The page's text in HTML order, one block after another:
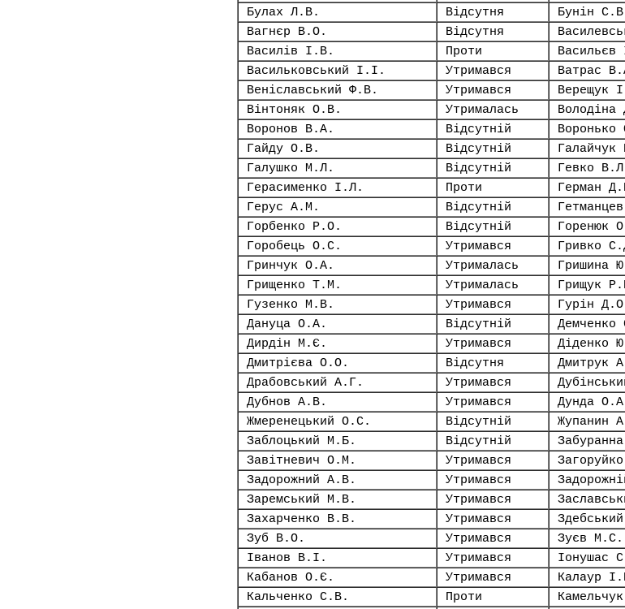
Булах Л.В.
Відсутня Бунін
Вагнєр В.О.
Відсутня
Василів І.В.
Проти Васильєв
Васильковський І.І.
Утримався Ватрас
Веніславський Ф.В.
Утримався Верещук
Вінтоняк О.В.
Утрималась Володіна
Воронов В.А.
Відсутній Воронько
Гайду О.В.
Відсутній
Галушко М.Л.
Відсутній Гевко
Герасименко І.Л.
Проти Герман
Герус А.М.
Відсутній
Горбенко Р.О.
Відсутній Горенюк
Горобець О.С.
Утримався Гривко
Гринчук О.А.
Утрималась Гришина
Грищенко Т.М.
Утрималась Грищук
Гузенко М.В.
Утримався Гурін
Дануца О.А.
Відсутній Демченко
Дирдін М.Є.
Утримався Діденко
Дмитрієва О.О.
Відсутня Дмитрук
Драбовський А.Г.
Утримався
Дубнов А.В.
Утримався Дунда
Жмеренецький О.С.
Відсутній Жупанин
Заблоцький М.Б.
Відсутній
Завітневич О.М.
Утримався
Задорожний А.В.
Утримався
Заремський М.В.
Утримався
Захарченко В.В.
Утримався
Зуб В.О.
Утримався Зуєв М.С.
Іванов В.І.
Утримався Іонушас
Кабанов О.Є.
Утримався Калаур
Кальченко С.В.
Проти